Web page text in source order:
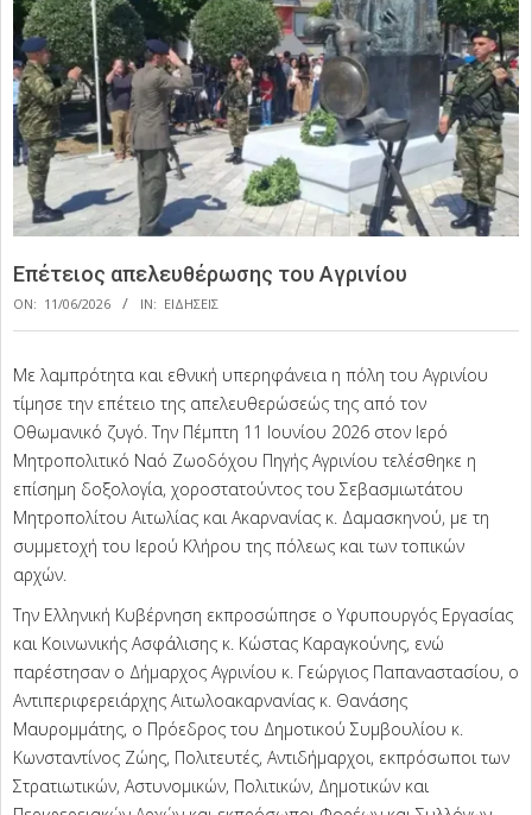
Επέτειος απελευθέρωσης του Αγρινίου
ON: 11/06/2026 IN: ΕΙΔΗΣΕΙΣ
Με λαμπρότητα και εθνική υπερηφάνεια η πόλη του Αγρινίου
τίμησε την επέτειο της απελευθερώσεώς της από τον
Οθωμανικό ζυγό. Την Πέμπτη 11 Ιουνίου 2026 στον Ιερό
Μητροπολιτικό Ναό Ζωοδόχου Πηγής Αγρινίου τελέσθηκε η
επίσημη δοξολογία, χοροστατούντος του Σεβασμιωτάτου
Μητροπολίτου Αιτωλίας και Ακαρνανίας κ. Δαμασκηνού, με τη
συμμετοχή του Ιερού Κλήρου της πόλεως και των τοπικών
αρχών.
Την Ελληνική Κυβέρνηση εκπροσώπησε ο Υφυπουργός Εργασίας
και Κοινωνικής Ασφάλισης κ. Κώστας Καραγκούνης, ενώ
παρέστησαν ο Δήμαρχος Αγρινίου κ. Γεώργιος Παπαναστασίου, ο
Αντιπεριφερειάρχης Αιτωλοακαρνανίας κ. Θανάσης
Μαυρομμάτης, ο Πρόεδρος του Δημοτικού Συμβουλίου κ.
Κωνσταντίνος Ζώης, Πολιτευτές, Αντιδήμαρχοι, εκπρόσωποι των
Στρατιωτικών, Αστυνομικών, Πολιτικών, Δημοτικών και